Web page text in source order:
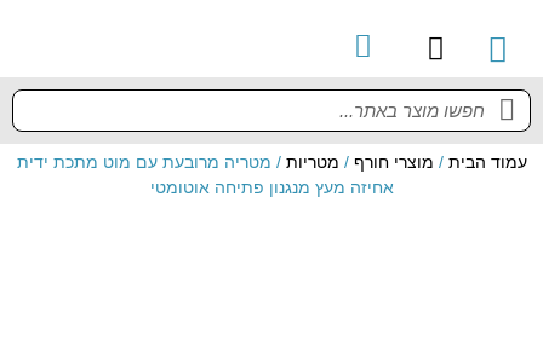
עמוד הבית / מוצרי חורף / מטריות / מטריה מרובעת עם מוט מתכת ידית
אחיזה מעץ מנגנון פתיחה אוטומטי